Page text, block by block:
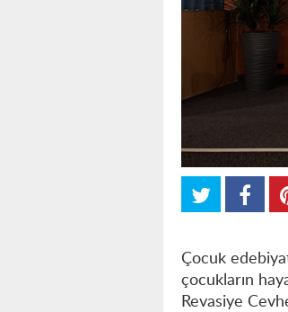
Çocuk
çocukların
Revasiye